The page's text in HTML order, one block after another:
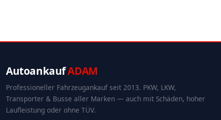
AutoankaufADAM
Professioneller Fahrzeugankauf seit 2013. PKW, LKW,
Transporter & Busse aller Marken — auch mit Schäden, hoher
Laufleistung oder ohne TÜV.